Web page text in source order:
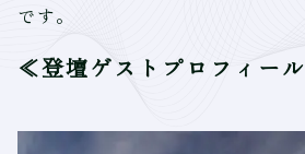
です。
≪登壇ゲストプロフィー